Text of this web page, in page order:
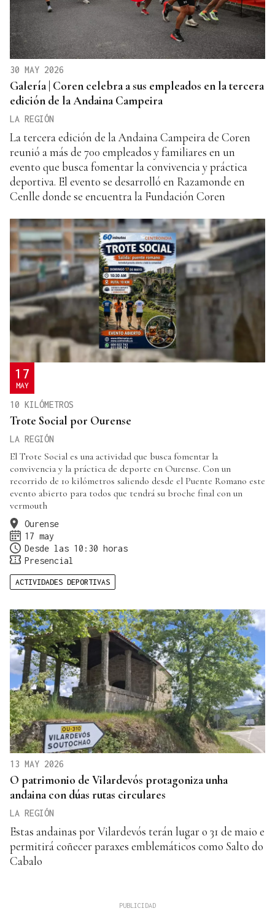
30 MAY 2026
Galería | Coren celebra a sus empleados en la tercera
edición de la Andaina Campeira
LA REGIÓN
La tercera edición de la Andaina Campeira de Coren
reunió a más de 700 empleados y familiares en un
evento que busca fomentar la convivencia y práctica
deportiva. El evento se desarrolló en Razamonde en
Cenlle donde se encuentra la Fundación Coren
17
MAY
10 KILÓMETROS
Trote Social por Ourense
LA REGIÓN
El Trote Social es una actividad que busca fomentar la
convivencia y la práctica de deporte en Ourense. Con un
recorrido de 10 kilómetros saliendo desde el Puente Romano este
evento abierto para todos que tendrá su broche final con un
vermouth
Ourense
17 may
Desde las 10:30 horas
Presencial
ACTIVIDADES DEPORTIVAS
13 MAY 2026
O patrimonio de Vilardevós protagoniza unha
andaina con dúas rutas circulares
LA REGIÓN
Estas andainas por Vilardevós terán lugar o 31 de maio e
permitirá coñecer paraxes emblemáticos como Salto do
Cabalo